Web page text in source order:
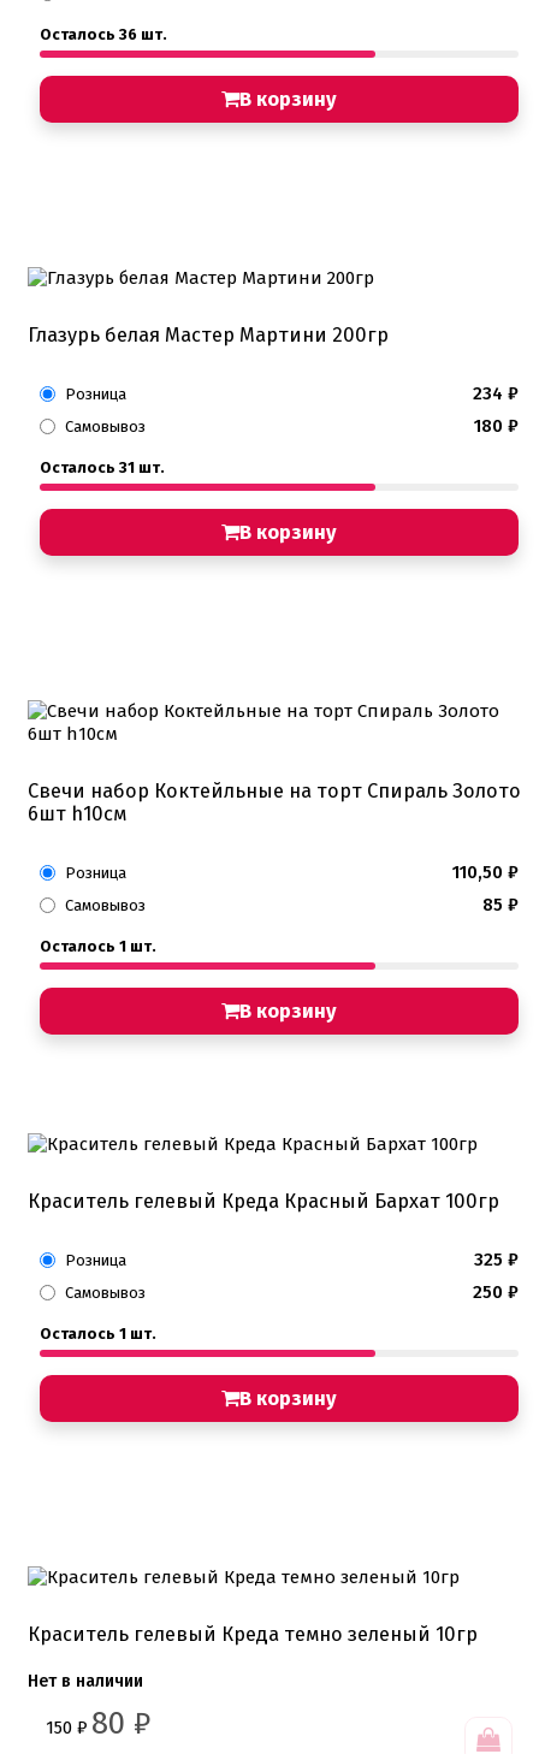
Шоколад Глазурь
Глазурь для кондитеров
Шоколад для кондитеров
Осталось 36 шт.
В корзину
Глазурь белая Мастер Мартини 200гр
Розница 234 ₽
Самовывоз 180 ₽
Осталось 31 шт.
В корзину
Свечи набор Коктейльные на торт Спираль Золото
6шт h10см
Розница 110,50 ₽
Самовывоз 85 ₽
Осталось 1 шт.
В корзину
Краситель гелевый Креда Красный Бархат 100гр
Розница 325 ₽
Самовывоз 250 ₽
Осталось 1 шт.
В корзину
Краситель гелевый Креда темно зеленый 10гр
Нет в наличии
150 ₽ 80 ₽